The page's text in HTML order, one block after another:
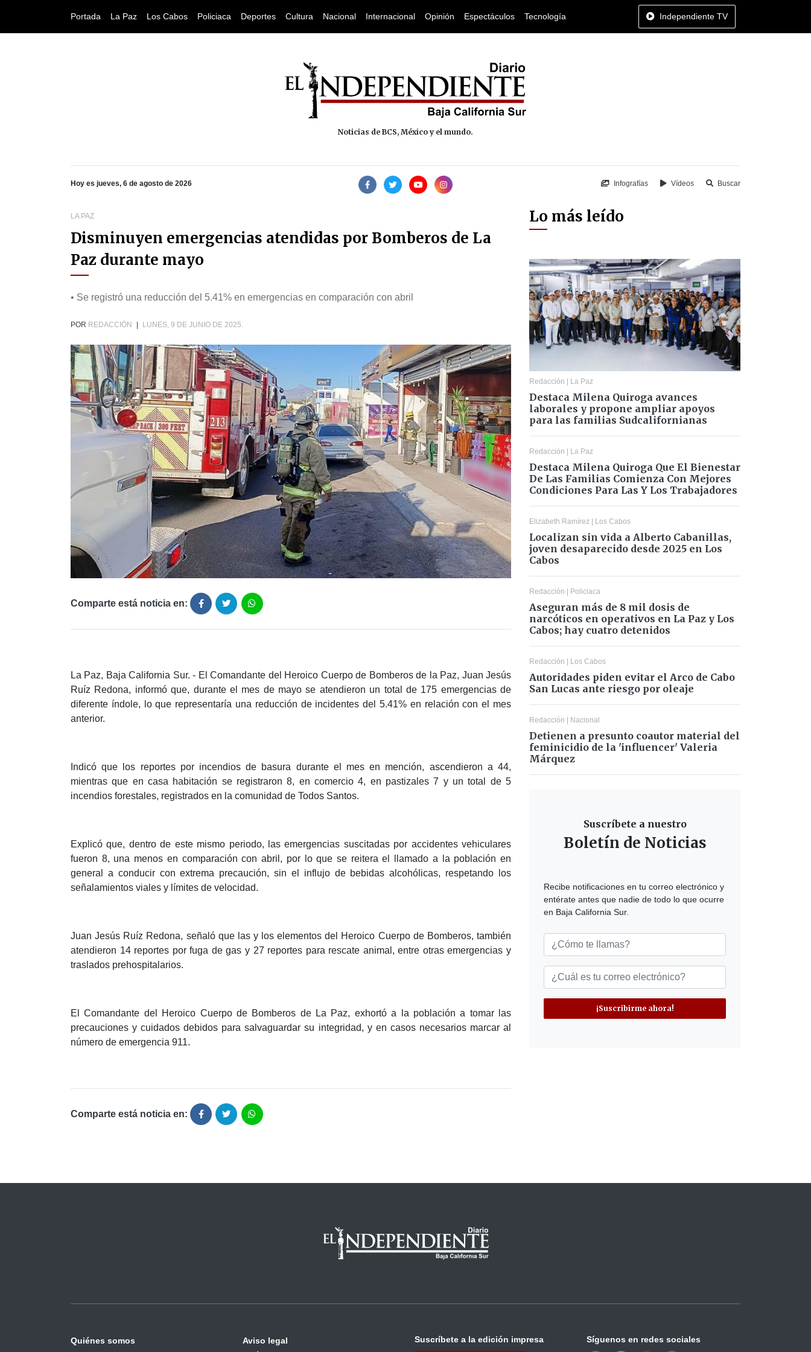
Portada La Paz Los Cabos Policiaca Deportes Cultura Nacional Internacional Opinión Espectáculos Tecnología Independiente TV
Noticias de BCS, México y el mundo.
Hoy es jueves, 6 de agosto de 2026 Infografías Vídeos Buscar
LA PAZ
Disminuyen emergencias atendidas por Bomberos de La
Paz durante mayo
• Se registró una reducción del 5.41% en emergencias en comparación con abril
POR REDACCIÓN LUNES, 9 DE JUNIO DE 2025.
Comparte está noticia en:
La Paz, Baja California Sur. - El Comandante del Heroico Cuerpo de Bomberos de la Paz, Juan Jesús
Ruíz Redona, informó que, durante el mes de mayo se atendieron un total de 175 emergencias de
diferente índole, lo que representaría una reducción de incidentes del 5.41% en relación con el mes
anterior.
Indicó que los reportes por incendios de basura durante el mes en mención, ascendieron a 44,
mientras que en casa habitación se registraron 8, en comercio 4, en pastizales 7 y un total de 5
incendios forestales, registrados en la comunidad de Todos Santos.
Explicó que, dentro de este mismo periodo, las emergencias suscitadas por accidentes vehiculares
fueron 8, una menos en comparación con abril, por lo que se reitera el llamado a la población en
general a conducir con extrema precaución, sin el influjo de bebidas alcohólicas, respetando los
señalamientos viales y límites de velocidad.
Juan Jesús Ruíz Redona, señaló que las y los elementos del Heroico Cuerpo de Bomberos, también
atendieron 14 reportes por fuga de gas y 27 reportes para rescate animal, entre otras emergencias y
traslados prehospitalarios.
El Comandante del Heroico Cuerpo de Bomberos de La Paz, exhortó a la población a tomar las
precauciones y cuidados debidos para salvaguardar su integridad, y en casos necesarios marcar al
número de emergencia 911.
Comparte está noticia en:
Lo más leído
Redacción | La Paz
Destaca Milena Quiroga avances
laborales y propone ampliar apoyos
para las familias Sudcalifornianas
Redacción | La Paz
Destaca Milena Quiroga Que El Bienestar
De Las Familias Comienza Con Mejores
Condiciones Para Las Y Los Trabajadores
Elizabeth Ramírez | Los Cabos
Localizan sin vida a Alberto Cabanillas,
joven desaparecido desde 2025 en Los
Cabos
Redacción | Policiaca
Aseguran más de 8 mil dosis de
narcóticos en operativos en La Paz y Los
Cabos; hay cuatro detenidos
Redacción | Los Cabos
Autoridades piden evitar el Arco de Cabo
San Lucas ante riesgo por oleaje
Redacción | Nacional
Detienen a presunto coautor material del
feminicidio de la 'influencer' Valeria
Márquez
Suscríbete a nuestro
Boletín de Noticias
Recibe notificaciones en tu correo electrónico y
entérate antes que nadie de todo lo que ocurre
en Baja California Sur.
¡Suscribirme ahora!
Quiénes somos
Aviso legal
Suscríbete a la edición impresa Síguenos en redes sociales